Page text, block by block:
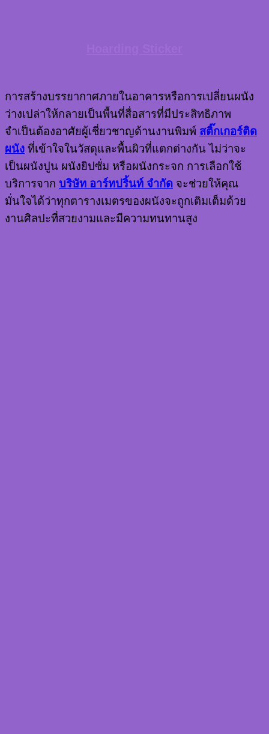
การสร้างบรรยากาศภายในอาคารหรือการเปลี่ยนผนัง
ว่างเปล่าให้กลายเป็นพื้นที่สื่อสารที่มีประสิทธิภาพ
จำเป็นต้องอาศัยผู้เชี่ยวชาญด้านงานพิมพ์ สติ๊กเกอร์ติด
ผนัง ที่เข้าใจในวัสดุและพื้นผิวที่แตกต่างกัน ไม่ว่าจะ
เป็นผนังปูน ผนังยิปซั่ม หรือผนังกระจก การเลือกใช้
บริการจาก บริษัท อาร์ทปริ้นท์ จำกัด จะช่วยให้คุณ
มั่นใจได้ว่าทุกตารางเมตรของผนังจะถูกเติมเต็มด้วย
งานศิลปะที่สวยงามและมีความทนทานสูง